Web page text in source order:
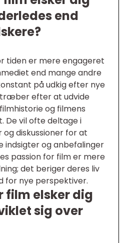
end
tiden er mere engageret
end mange andre
på udkig efter nye
efter at udvide
og filmens
De vil ofte deltage i
diskussioner for at
indsigter og anbefalinger
passion for film er mere
det beriger deres liv
for nye perspektiver.
film elsker dig
sig over